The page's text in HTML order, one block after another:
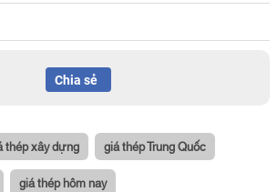
Chia sẻ
thép xây dựng giá thép Trung Quốc
giá thép hôm nay